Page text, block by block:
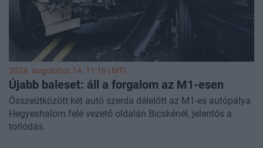
2024. augusztus 14. 11:10 | MTI
Újabb baleset: áll a forgalom az M1-esen
Összeütközött két autó szerda délelőtt az M1-es autópálya
Hegyeshalom felé vezető oldalán Bicskénél, jelentős a
torlódás.